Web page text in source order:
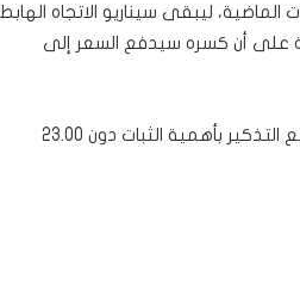
ليبقى سيناريو الاتجاه الهابط
مستوى 22.25 مبدئياً، مع الإشارة على أن كسره سيدفع السعر إلى
وبالتالي، نحن بانتظار مزيد من الانخفاض المتوقع خلال الجلسات القادمة، مع التذكير بأهمية الثبات دون 23.00